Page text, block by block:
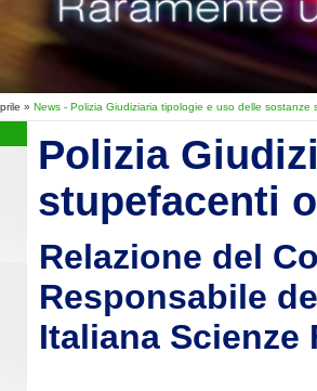
» News - Polizia Giudiziaria tipologie e uso delle sostanze
Polizia
stupefacenti
Relazione del
Responsabile
Italiana Scienze